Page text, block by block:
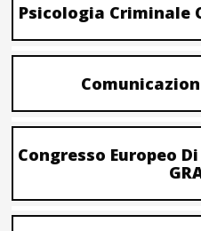
Psicologia Criminale
Congresso Europeo